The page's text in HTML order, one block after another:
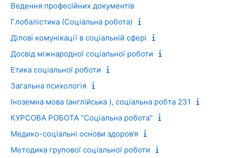
Ведення професійних документів
Глобалiстика (Соціальна робота)
Ділові комунікації в соціальній сфері
Досвід міжнародної соціальної роботи
Етика соціальної роботи
Загальна психологія
Іноземна мова (англійська ), соціальна робта 231
КУРСОВА РОБОТА "Соціальна робота"
Медико-соціальні основи здоров’я
Методика групової соціальної роботи